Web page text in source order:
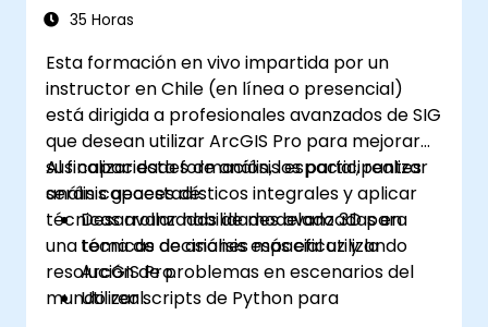
35 Horas
Esta formación en vivo impartida por un
instructor en Chile (en línea o presencial)
está dirigida a profesionales avanzados de SIG
que desean utilizar ArcGIS Pro para mejorar
sus capacidades de análisis espacial, realizar
análisis geoestadísticos integrales y aplicar
técnicas avanzadas de modelado 3D para
una toma de decisiones más eficaz y la
resolución de problemas en escenarios del
mundo real.
Al finalizar esta formación, los participantes
serán capaces de:
Desarrollar habilidades avanzadas en
técnicas de análisis espacial utilizando
ArcGIS Pro.
Utilizar scripts de Python para